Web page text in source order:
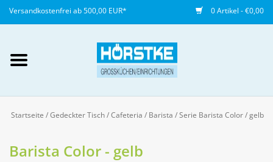
Versandkostenfrei ab 500,00 EUR* 0 Artikel - €0,00
anlegen
Startseite /Gedeckter Tisch/Cafeteria / Barista /Serie Barista Color/gelb
Barista Color - gelb